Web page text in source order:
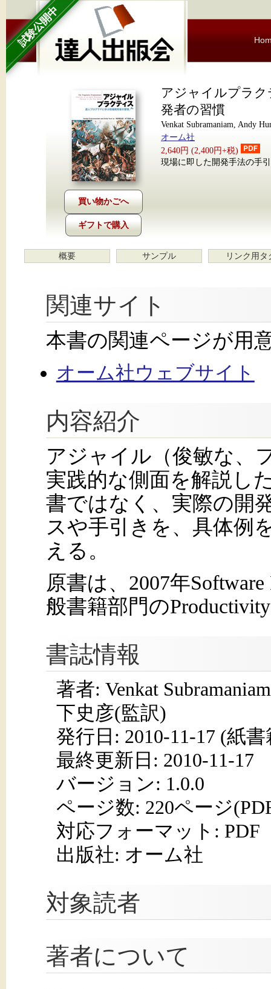
試験公開中
ギフトで購入
アジャイルプラ
発者の習慣
Venkat Subramaniam, Andy
オーム社
2,640円 (2,400円+税)
現場に即した開発手法の手
概要 サンプル リンク用タ
関連サイト
本書の関連ページが用
オーム社ウェブサイト
内容紹介
アジャイル（俊敏な、
実践的な側面を解説し
書ではなく、実際の開
スや手引きを、具体例
える。
原書は、2007年
般書籍部門の
書誌情報
著者: Venkat
下史彦(監訳)
発行日: 2010-11-17 (紙書
最終更新日: 2010-11-17
バージョン: 1.0.0
ページ数: 220ページ
対応フォーマット: PDF
出版社: オーム社
対象読者
著者について